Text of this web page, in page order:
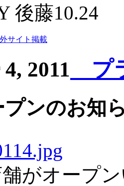
後藤10.24
サイト掲載
2011 プ
ンのお知
がオープ